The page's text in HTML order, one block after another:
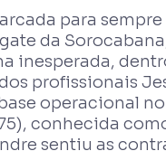
para
da
inesperada,
profissionais
operacional
conhecida
sentiu as